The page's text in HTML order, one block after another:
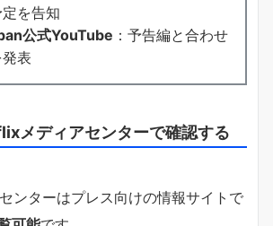
を告知
公式YouTube ：予告編と合わせ
表
ディアセンターで確認する
ンターはプレス向けの情報サイトで